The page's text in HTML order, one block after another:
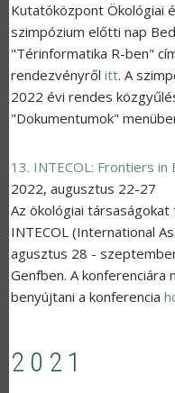
Kutatóközpont Ökológiai
szimpózium előtti nap
"Térinformatika R-ben"
rendezvényről itt. A
2022 évi rendes
"Dokumentumok"
13. INTECOL: Frontiers in
2022, augusztus 22-27
Az ökológiai
INTECOL (International
agusztus 28 -
Genfben. A
benyújtani a konferencia
2021